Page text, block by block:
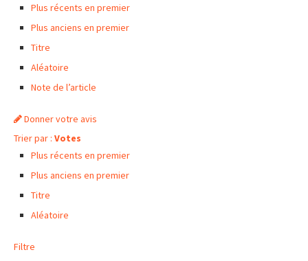
Plus récents en premier
Plus anciens en premier
Titre
Aléatoire
Note de l’article
Donner votre avis
Trier par : Votes
Plus récents en premier
Plus anciens en premier
Titre
Aléatoire
Filtre